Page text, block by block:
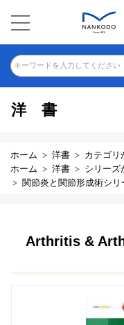
キーワードを入力してください
洋書
ホーム 洋書 カテゴリ
ホーム
洋書 シリーズ
関節炎と関節形成術シリ
Arthritis &